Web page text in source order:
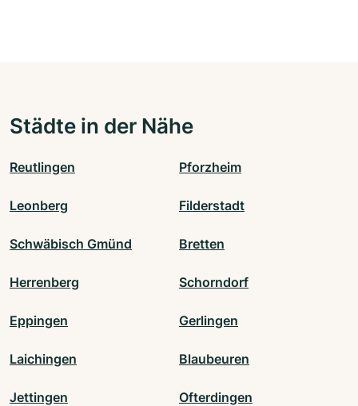
Städte in der Nähe
Reutlingen Pforzheim
Leonberg Filderstadt
Schwäbisch Gmünd Bretten
Herrenberg Schorndorf
Eppingen Gerlingen
Laichingen Blaubeuren
Jettingen Ofterdingen